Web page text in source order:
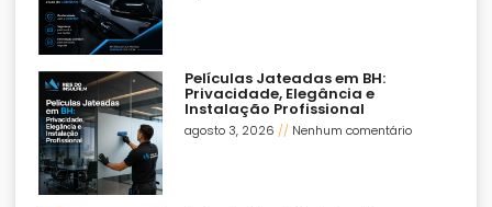
Películas Jateadas em BH:
Privacidade, Elegância e
Instalação Profissional
agosto 3, 2026 Nenhum comentário